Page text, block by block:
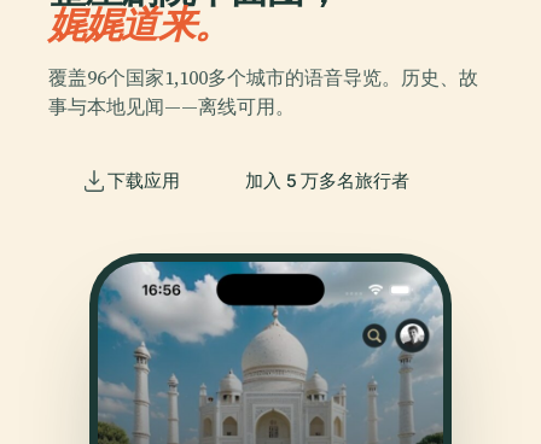
娓娓道来。
覆盖96个国家1,100多个城市的语音导览。历史、故
事与本地见闻——离线可用。
下载应用 加入 5 万多名旅行者